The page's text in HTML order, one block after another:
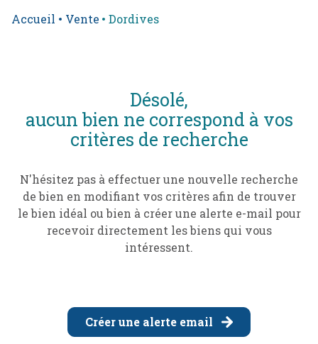
vendre
e-
une
question
l'agence
Accueil Vente Dordives
désolé,
aucun bien ne correspond à vos
critères de recherche
N'hésitez pas à effectuer une nouvelle recherche
de bien en modifiant vos critères afin de trouver
le bien idéal ou bien à créer une alerte e-mail pour
recevoir directement les biens qui vous
intéressent.
Créer une alerte email